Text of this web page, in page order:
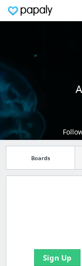
Boards
Sign Up